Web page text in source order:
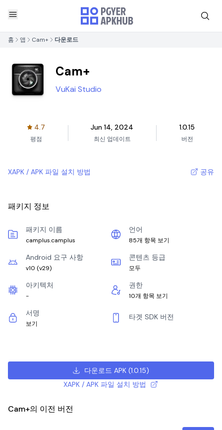
홈 앱 Cam+ 다운로드
Cam+
VuKai Studio
4.7
평점
Jun 14, 2024
최신 업데이트
1.0.15
버전
XAPK / APK 파일 설치 방법 공유
패키지 정보
패키지 이름
camplus.camplus
언어
85개 항목 보기
Android 요구 사항
v10 (v29)
콘텐츠 등급
모두
아키텍처
-
권한
10개 항목 보기
서명
보기
타겟 SDK 버전
다운로드 APK (1.0.15)
XAPK / APK 파일 설치 방법
Cam+의 이전 버전